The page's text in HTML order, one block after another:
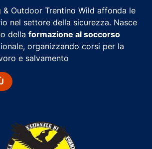
& Outdoor Trentino Wild affonda le
nel settore della sicurezza. Nasce
della formazione al soccorso
organizzando corsi per la
e salvamento